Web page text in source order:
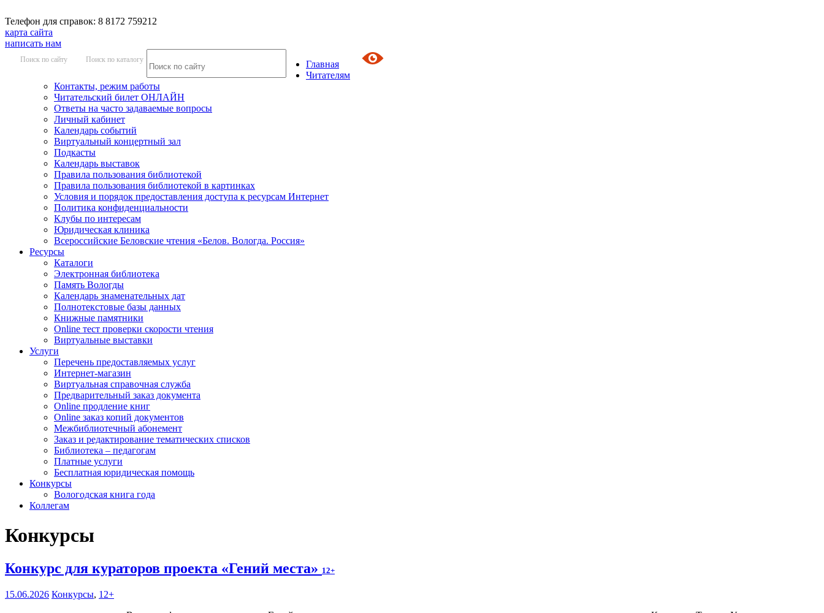
Телефон для справок: 8 8172 759212
карта сайта
написать нам
Поиск по сайту Поиск по каталогу
Главная
Читателям
Контакты, режим работы
Читательский билет ОНЛАЙН
Ответы на часто задаваемые вопросы
Личный кабинет
Календарь событий
Виртуальный концертный зал
Подкасты
Календарь выставок
Правила пользования библиотекой
Правила пользования библиотекой в картинках
Условия и порядок предоставления доступа к ресурсам Интернет
Политика конфиденциальности
Клубы по интересам
Юридическая клиника
Всероссийские Беловские чтения «Белов. Вологда. Россия»
Ресурсы
Каталоги
Электронная библиотека
Память Вологды
Календарь знаменательных дат
Полнотекстовые базы данных
Книжные памятники
Online тест проверки скорости чтения
Виртуальные выставки
Услуги
Перечень предоставляемых услуг
Интернет-магазин
Виртуальная справочная служба
Предварительный заказ документа
Online продление книг
Online заказ копий документов
Межбиблиотечный абонемент
Заказ и редактирование тематических списков
Библиотека – педагогам
Платные услуги
Бесплатная юридическая помощь
Конкурсы
Вологодская книга года
Коллегам
Конкурсы
Конкурс для кураторов проекта «Гений места» 12+
15.06.2026 Конкурсы, 12+